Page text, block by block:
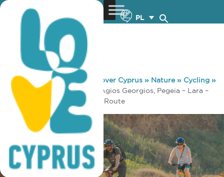
PL
You are here: Home »Discover Cyprus » Nature» Cycling »
Main 17 – Pafos (Paphos) – Agios Georgios, Pegeia – Lara –
Baths of Aphrodite Cycling Route